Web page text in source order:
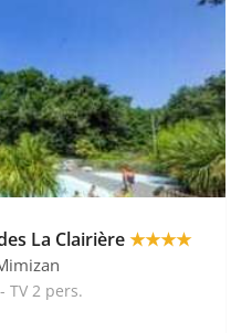
La Clairière★★★★
TV 2 pers.